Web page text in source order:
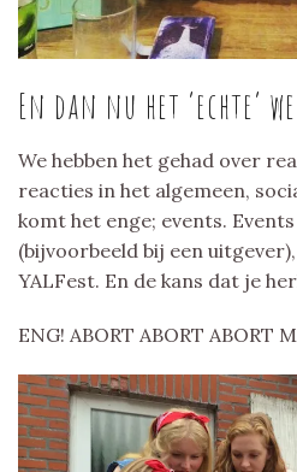
En dan nu het ‘echte’
We hebben het gehad over
reacties in het algemeen,
komt het enge; events.
(bijvoorbeeld bij een
YALFest. En de kans dat je
ENG! ABORT ABORT ABORT